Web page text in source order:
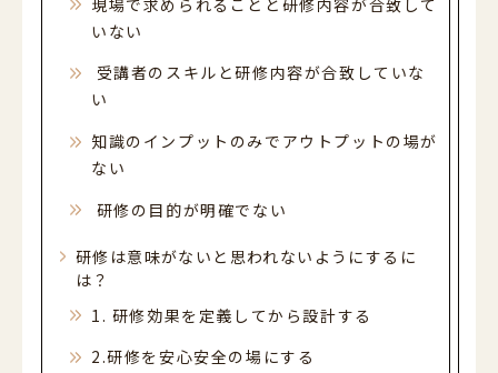
いない
受講者のスキルと研修内容が合致していな
い
知識のインプットのみでアウトプットの場が
ない
研修の目的が明確でない
研修は意味がないと思われないようにするに
は？
1. 研修効果を定義してから設計する
2.研修を安心安全の場にする